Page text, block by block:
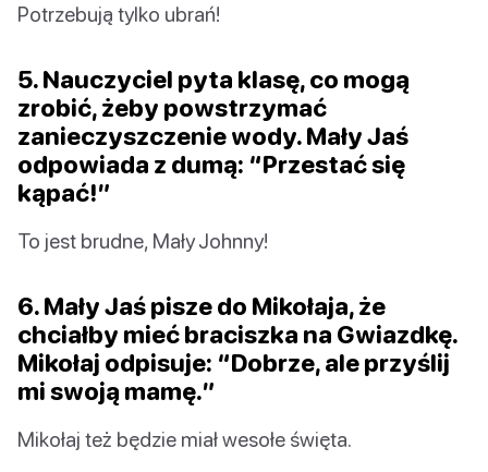
Potrzebują tylko ubrań!
5. Nauczyciel pyta klasę, co mogą
zrobić, żeby powstrzymać
zanieczyszczenie wody. Mały Jaś
odpowiada z dumą: “Przestać się
kąpać!”
To jest brudne, Mały Johnny!
6. Mały Jaś pisze do Mikołaja, że
chciałby mieć braciszka na Gwiazdkę.
Mikołaj odpisuje: “Dobrze, ale przyślij
mi swoją mamę.”
Mikołaj też będzie miał wesołe święta.